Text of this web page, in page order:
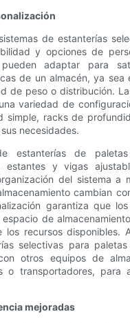
de estanterías
y opciones de
adaptar para
de un almacén, ya sea
de peso o distribución.
variedad de
simple, racks de
necesidades.
estanterías de
estantes y vigas
del sistema a
cambian
garantiza que los
de
los recursos disponibles.
selectivas para
otros equipos de
o transportadores, para
mejoradas